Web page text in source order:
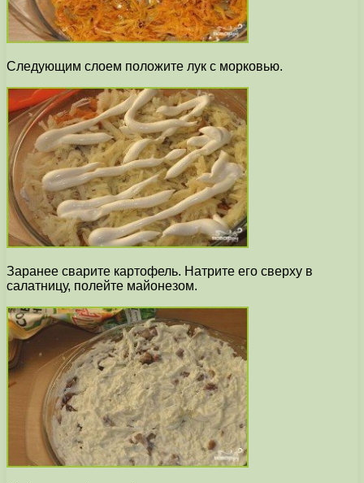
Следующим слоем положите лук с морковью.
Заранее сварите картофель. Натрите его сверху в
салатницу, полейте майонезом.